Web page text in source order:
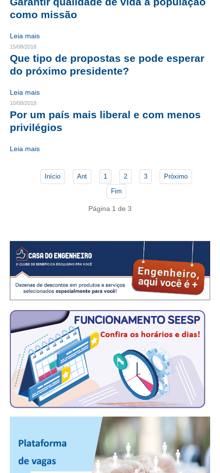
CONTATO
CURSOS
ENGENHEIRO EMPREENDEDOR
PLATAFORMAS GRATUITAS
BENEFÍCIOS
PLANO DE SAÚDE
CAMPANHAS SALARIAIS
COMUNICAÇÃO
PALAVRA DO MURILO
NOTÍCIAS
CONTEÚDO ESPECIAL
JORNAL DO ENGENHEIRO
AGENDA
SEESP NOTÍCIAS
NOTÍCIAS NO WHATSAPP
PUBLICAÇÕES
PUBLICIDADE
como missão
Leia mais
15/08/2018
Que tipo de propostas se pode esperar
do próximo presidente?
Leia mais
10/08/2018
Por um país mais liberal e com menos
privilégios
Leia mais
Início Ant 1 2 3
Próximo
Fim
Página 1 de 3